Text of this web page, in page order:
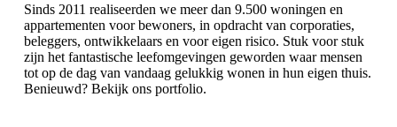
Sinds 2011 realiseerden we meer dan 9.500 woningen en
appartementen voor bewoners, in opdracht van corporaties,
beleggers, ontwikkelaars en voor eigen risico. Stuk voor stuk
zijn het fantastische leefomgevingen geworden waar mensen
tot op de dag van vandaag gelukkig wonen in hun eigen thuis.
Benieuwd? Bekijk ons portfolio.